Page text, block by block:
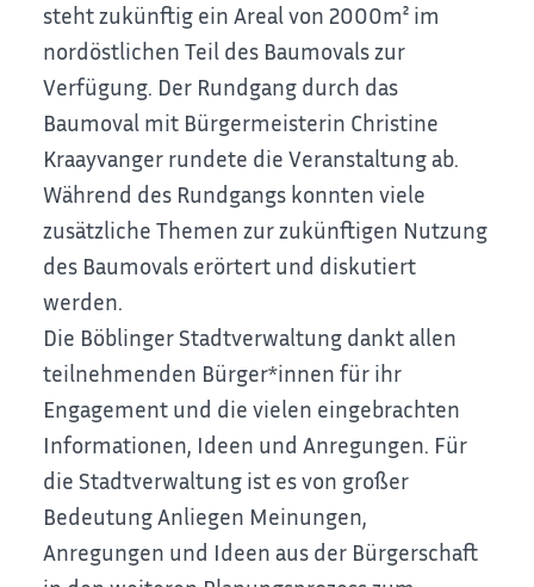
steht zukünftig ein Areal von 2000m² im
nordöstlichen Teil des Baumovals zur
Verfügung. Der Rundgang durch das
Baumoval mit Bürgermeisterin Christine
Kraayvanger rundete die Veranstaltung ab.
Während des Rundgangs konnten viele
zusätzliche Themen zur zukünftigen Nutzung
des Baumovals erörtert und diskutiert
werden.
Die Böblinger Stadtverwaltung dankt allen
teilnehmenden Bürger*innen für ihr
Engagement und die vielen eingebrachten
Informationen, Ideen und Anregungen. Für
die Stadtverwaltung ist es von großer
Bedeutung Anliegen Meinungen,
Anregungen und Ideen aus der Bürgerschaft